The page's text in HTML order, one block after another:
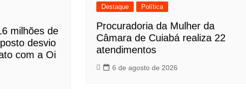
milhões de
desvio
com a Oi
Destaque Política
Procuradoria da Mulher da
Câmara de Cuiabá realiza 22
atendimentos
6 de agosto de 2026